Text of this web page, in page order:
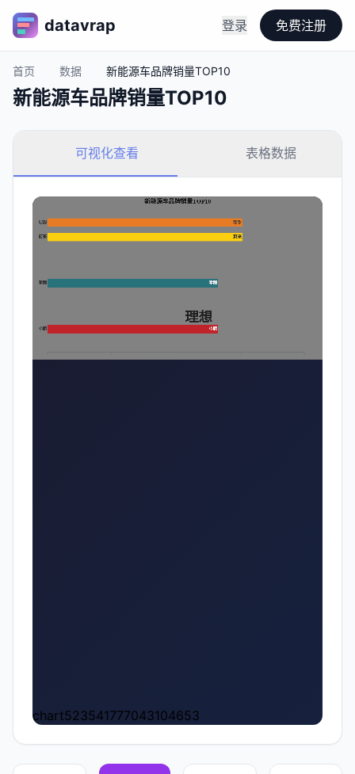
datavrap 登录 免费注册
首页 数据 新能源车品牌销量TOP10
新能源车品牌销量TOP10
可视化查看 表格数据
chart523541777043104653